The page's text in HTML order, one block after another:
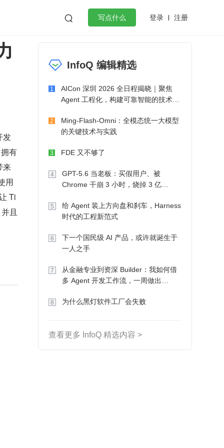
 写点什么 登录 注册
作
微服务架构 flutter
发
有
来
用
Ti
且
InfoQ 编辑精选
1
AICon 深圳 2026 全日程揭晓｜聚焦
Agent 工程化，构建可靠智能的技术路
2
Ming-Flash-Omni：全模态统一大模型
的关键技术与实践
3 FDE 又不够了
4
GPT-5.6 当老板：买假用户、被
Chrome 干崩 3 小时，烧掉 3 亿
5
给 Agent 装上方向盘和刹车，Harness
时代的工程新范式
6
下一个国民级 AI 产品，或许就诞生于
一人之手
7
从金融专业到资深 Builder：我如何借
多 Agent 开发工作流，一周做出
8 为什么黑灯软件工厂会失败
查看更多 InfoQ 精选内容 >